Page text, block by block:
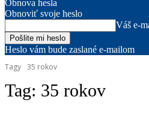
Obnova hesla
Obnoviť svoje heslo
Váš e-
Heslo vám bude zaslané e-mailom
Tagy 35 rokov
Tag: 35 rokov